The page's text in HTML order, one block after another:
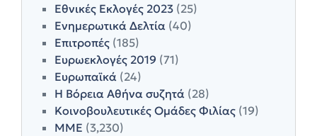
Εθνικές Εκλογές 2023 (25)
Ενημερωτικά Δελτία (40)
Επιτροπές (185)
Ευρωεκλογές 2019 (71)
Ευρωπαϊκά (24)
Η Βόρεια Αθήνα συζητά (28)
Κοινοβουλευτικές Ομάδες Φιλίας (19)
ΜΜΕ (3,230)